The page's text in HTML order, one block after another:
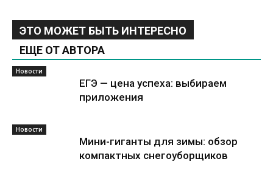
ЭТО МОЖЕТ БЫТЬ ИНТЕРЕСНО
ЕЩЕ ОТ АВТОРА
Новости
ЕГЭ — цена успеха: выбираем
приложения
Новости
Мини-гиганты для зимы: обзор
компактных снегоуборщиков